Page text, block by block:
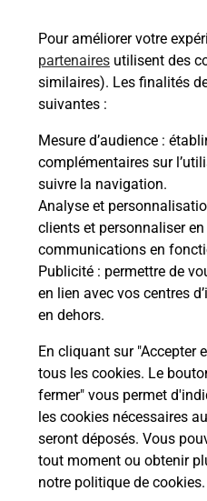
Pour améliorer votre
partenaires utilisent des
similaires). Les finalités
suivantes :
Mesure d’audience :
complémentaires sur
suivre la navigation.
Analyse et
clients et personnaliser
communications en
Publicité : permettre de
en lien avec vos centres
en dehors.
En cliquant sur "Accepter
tous les cookies. Le
fermer" vous permet
les cookies nécessaires
seront déposés. Vous
tout moment ou obtenir
notre politique de cookies.
Comment
modification de
Comment La Poste
à votre sécurité au
Puis-je passer mon
avec La Poste et
conditions ?
Localiser Liste Hérault